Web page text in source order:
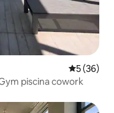
5 (36)
piscina cowork